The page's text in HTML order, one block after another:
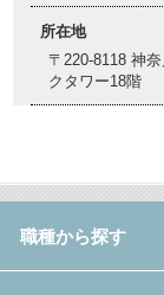
所在地
〒220-8118 神
クタワー18階
職種から探す